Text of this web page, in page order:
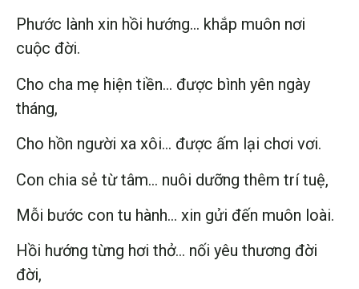
Phước lành xin hồi hướng… khắp muôn nơi
cuộc đời.
Cho cha mẹ hiện tiền… được bình yên ngày
tháng,
Cho hồn người xa xôi… được ấm lại chơi vơi.
Con chia sẻ từ tâm… nuôi dưỡng thêm trí tuệ,
Mỗi bước con tu hành… xin gửi đến muôn loài.
Hồi hướng từng hơi thở… nối yêu thương đời
đời,